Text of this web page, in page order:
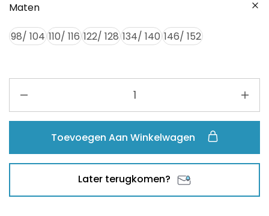
Maten
98/ 104 110/ 116 122/ 128 134/ 140 146/ 152
Toevoegen Aan Winkelwagen
Later terugkomen?